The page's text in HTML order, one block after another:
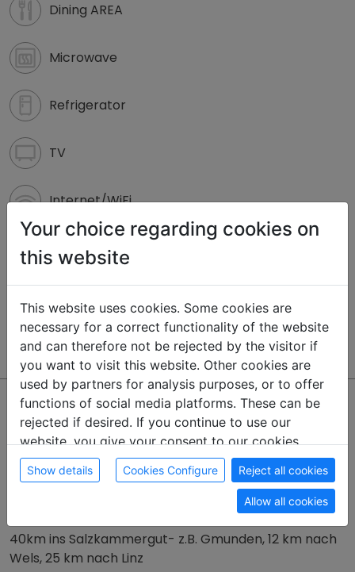
Dining AREA
Microwave
Refrigerator
TV
Internet/WiFi
Bed linen included
Towels included
Location description
Unser Hotel liegt 700m von der Abfahrt Sattledt vom
Voralpenkreuz (A1,A8,A9) entfernt.
Die zentrale Lage ermöglicht ein rasches Ankommen
zu Ihrem Business- oder Arbeitsplatz.
40km ins Salzkammergut- z.B. Gmunden, 12 km nach
Wels, 25 km nach Linz
Your choice regarding cookies on
this website
This website uses cookies. Some cookies are
necessary for a correct functionality of the website
and can therefore not be rejected by the visitor if
you want to visit this website. Other cookies are
used by partners for analysis purposes, or to offer
functions of social media platforms. These can be
rejected if desired. If you continue to use our
website, you give your consent to our cookies.
Show details Cookies Configure Reject all cookies
Allow all cookies